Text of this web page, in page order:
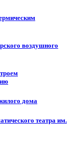
воздушного
дома
театра им.